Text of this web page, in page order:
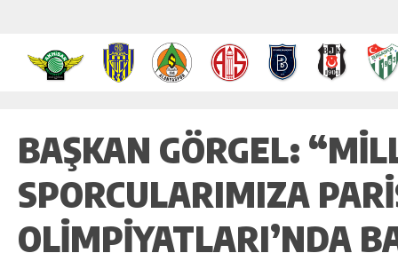
BAŞKAN GÖRGEL:
SPORCULARIMIZA
OLIMPIYATLARI’NDA